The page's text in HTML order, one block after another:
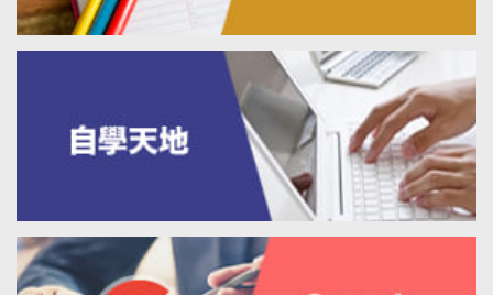
2026-7-27
未來銀行家・職涯升呢路線圖：FinTech / AI 體驗
2026-7-27